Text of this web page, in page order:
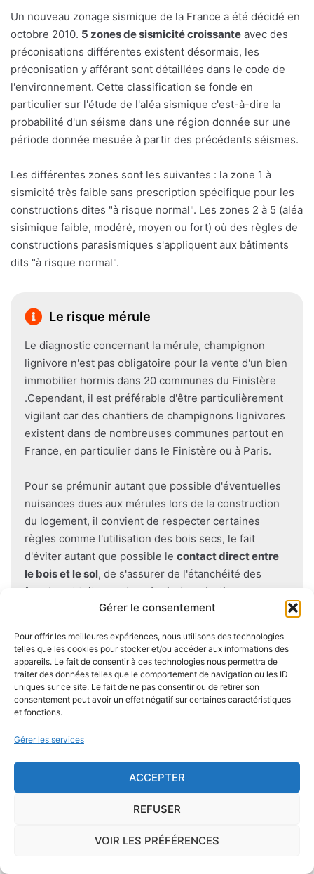
Gérer le consentement
Pour offrir les meilleures expériences, nous utilisons des technologies
telles que les cookies pour stocker et/ou accéder aux informations des
appareils. Le fait de consentir à ces technologies nous permettra de
traiter des données telles que le comportement de navigation ou les ID
uniques sur ce site. Le fait de ne pas consentir ou de retirer son
consentement peut avoir un effet négatif sur certaines caractéristiques
et fonctions.
Gérer les services
ACCEPTER
REFUSER
VOIR LES PRÉFÉRENCES
Un nouveau zonage sismique de la France a été décidé en
octobre 2010. 5 zones de sismicité croissante avec des
préconisations différentes existent désormais, les
préconisation y afférant sont détaillées dans le code de
l'environnement. Cette classification se fonde en
particulier sur l'étude de l'aléa sismique c'est-à-dire la
probabilité d'un séisme dans une région donnée sur une
période donnée mesuée à partir des précédents séismes.
Les différentes zones sont les suivantes : la zone 1 à
sismicité très faible sans prescription spécifique pour les
constructions dites "à risque normal". Les zones 2 à 5 (aléa
sisimique faible, modéré, moyen ou fort) où des règles de
constructions parasismiques s'appliquent aux bâtiments
dits "à risque normal".
Le risque mérule
Le diagnostic concernant la mérule, champignon
lignivore n'est pas obligatoire pour la vente d'un bien
immobilier hormis dans 20 communes du Finistère
.Cependant, il est préférable d'être particulièrement
vigilant car des chantiers de champignons lignivores
existent dans de nombreuses communes partout en
France, en particulier dans le Finistère ou à Paris.
Pour se prémunir autant que possible d'éventuelles
nuisances dues aux mérules lors de la construction
du logement, il convient de respecter certaines
règles comme l'utilisation des bois secs, le fait
d'éviter autant que possible le contact direct entre
le bois et le sol, de s'assurer de l'étanchéité des
façades et toitures, de prévoir des aérations en
Je demande le descriptif des
risques pour ma ville
Le risque Radon
La commune de Cervon se trouve dans une zone
concentration de radon de 3